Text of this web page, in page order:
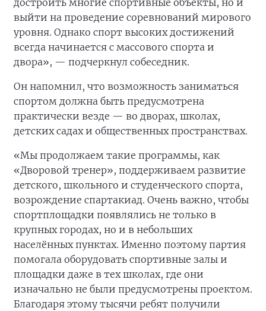
выйти на проведение соревнований мирового
уровня. Однако спорт высоких достижений
всегда начинается с массового спорта и
двора», — подчеркнул собеседник.
Он напомнил, что возможность заниматься
спортом должна быть предусмотрена
практически везде — во дворах, школах,
детских садах и общественных пространствах.
«Мы продолжаем такие программы, как
«Дворовой тренер», поддерживаем развитие
детского, школьного и студенческого спорта,
возрождение спартакиад. Очень важно, чтобы
спортплощадки появлялись не только в
крупных городах, но и в небольших
населённых пунктах. Именно поэтому партия
помогала оборудовать спортивные залы и
площадки даже в тех школах, где они
изначально не были предусмотрены проектом.
Благодаря этому тысячи ребят получили